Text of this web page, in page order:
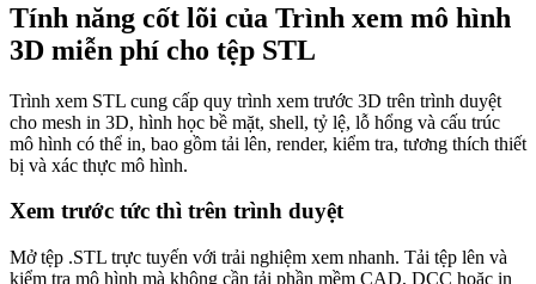
Tính năng cốt lõi của Trình xem mô hình
3D miễn phí cho tệp STL
Trình xem STL cung cấp quy trình xem trước 3D trên trình duyệt
cho mesh in 3D, hình học bề mặt, shell, tỷ lệ, lỗ hổng và cấu trúc
mô hình có thể in, bao gồm tải lên, render, kiểm tra, tương thích thiết
bị và xác thực mô hình.
Xem trước tức thì trên trình duyệt
Mở tệp .STL trực tuyến với trải nghiệm xem nhanh. Tải tệp lên và
kiểm tra mô hình mà không cần tải phần mềm CAD, DCC hoặc in